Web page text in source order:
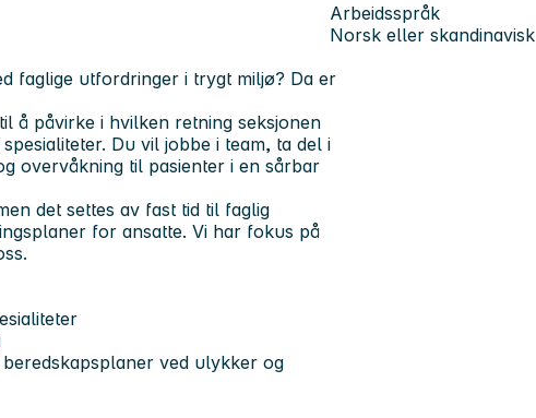
Arbeidsspråk
Norsk eller skandinavisk
faglige utfordringer i trygt miljø? Da er
å påvirke i hvilken retning seksjonen
Du vil jobbe i team, ta del i
overvåkning til pasienter i en sårbar
det settes av fast tid til faglig
for ansatte. Vi har fokus på
ved ulykker og